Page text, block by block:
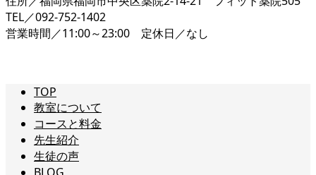
TEL／092-752-1402
営業時間／11:00～23:00 定休日／なし
TOP
教室について
コースと料金
先生紹介
生徒の声